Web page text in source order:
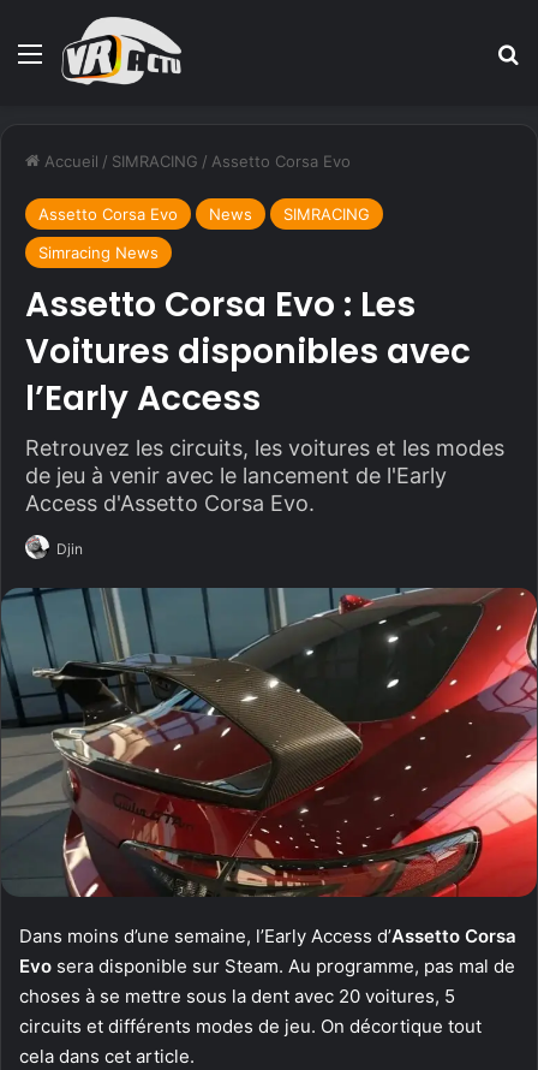
Menu
Accueil / SIMRACING / Assetto Corsa Evo
Assetto Corsa Evo News
SIMRACING
Simracing News
Assetto Corsa Evo : Les
Voitures disponibles avec
l’Early Access
Retrouvez les circuits, les voitures et les modes
de jeu à venir avec le lancement de l'Early
Access d'Assetto Corsa Evo.
Djin
Dans moins d’une semaine, l’Early Access d’Assetto Corsa
Evo sera disponible sur Steam. Au programme, pas mal de
choses à se mettre sous la dent avec 20 voitures, 5
circuits et différents modes de jeu. On décortique tout
cela dans cet article.